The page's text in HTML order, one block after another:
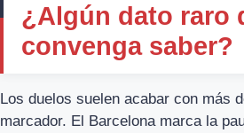
¿Algún dato raro
convenga saber?
Los duelos suelen acabar con más
marcador. El Barcelona marca la